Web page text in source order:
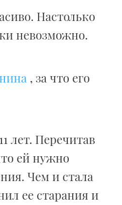
Настолько
невозможно.
, за что его
лет. Перечитав
ей нужно
Чем и стала
ее старания и